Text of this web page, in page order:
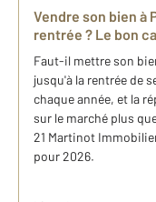
Vendre son bien à
rentrée ? Le bon
Faut-il mettre son
jusqu'à la rentrée de
chaque année, et la
sur le marché plus
21 Martinot
pour 2026.